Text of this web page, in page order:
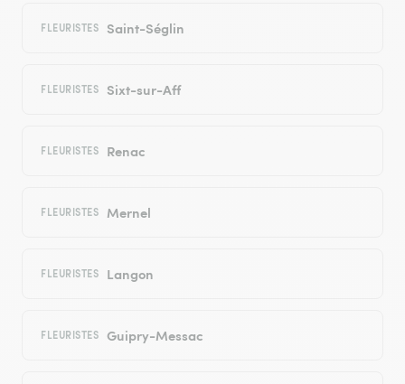
FLEURISTES Saint-Séglin
FLEURISTES Sixt-sur-Aff
FLEURISTES Renac
FLEURISTES Mernel
FLEURISTES Langon
FLEURISTES Guipry-Messac